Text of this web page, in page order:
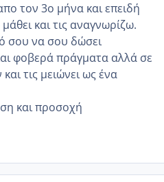
τον 3ο μήνα και επειδή
και τις αναγνωρίζω.
σου να σου δώσει
φοβερά πράγματα αλλά σε
τις μειώνει ως ένα
και προσοχή